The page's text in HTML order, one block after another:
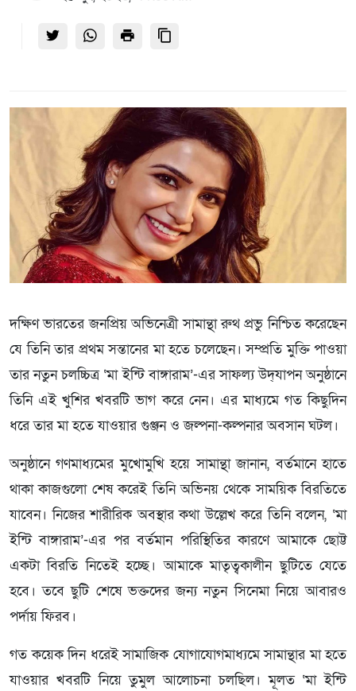
দক্ষিণ ভারতের জনপ্রিয় অভিনেত্রী সামান্থা রুথ প্রভু নিশ্চিত করেছেন
যে তিনি তার প্রথম সন্তানের মা হতে চলেছেন। সম্প্রতি মুক্তি পাওয়া
তার নতুন চলচ্চিত্র ‌‘মা ইন্টি বাঙ্গারাম’-এর সাফল্য উদ্‌যাপন অনুষ্ঠানে
তিনি এই খুশির খবরটি ভাগ করে নেন। এর মাধ্যমে গত কিছুদিন
ধরে তার মা হতে যাওয়ার গুঞ্জন ও জল্পনা-কল্পনার অবসান ঘটল।
অনুষ্ঠানে গণমাধ্যমের মুখোমুখি হয়ে সামান্থা জানান, বর্তমানে হাতে
থাকা কাজগুলো শেষ করেই তিনি অভিনয় থেকে সাময়িক বিরতিতে
যাবেন। নিজের শারীরিক অবস্থার কথা উল্লেখ করে তিনি বলেন, ‘মা
ইন্টি বাঙ্গারাম’-এর পর বর্তমান পরিস্থিতির কারণে আমাকে ছোট্ট
একটা বিরতি নিতেই হচ্ছে। আমাকে মাতৃত্বকালীন ছুটিতে যেতে
হবে। তবে ছুটি শেষে ভক্তদের জন্য নতুন সিনেমা নিয়ে আবারও
পর্দায় ফিরব।
গত কয়েক দিন ধরেই সামাজিক যোগাযোগমাধ্যমে সামান্থার মা হতে
যাওয়ার খবরটি নিয়ে তুমুল আলোচনা চলছিল। মূলত ‘মা ইন্টি